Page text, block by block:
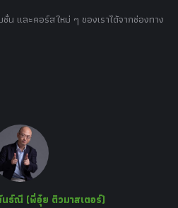
น และคอร์สใหม่ ๆ ของเราได้จากช่องทาง
ธ์ณี (พี่อุ๋ย ติวมาสเตอร์)